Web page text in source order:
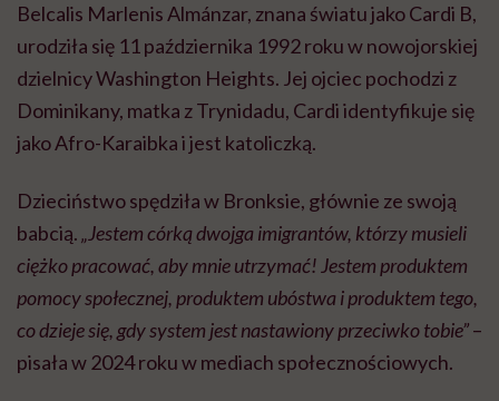
Belcalis Marlenis Almánzar, znana światu jako Cardi B,
urodziła się 11 października 1992 roku w nowojorskiej
dzielnicy Washington Heights. Jej ojciec pochodzi z
Dominikany, matka z Trynidadu, Cardi identyfikuje się
jako Afro-Karaibka i jest katoliczką.
Dzieciństwo spędziła w Bronksie, głównie ze swoją
babcią.„Jestem córką dwojga imigrantów, którzy musieli
ciężko pracować, aby mnie utrzymać! Jestem produktem
pomocy społecznej, produktem ubóstwa i produktem tego,
co dzieje się, gdy system jest nastawiony przeciwko tobie”–
pisała w 2024 roku w mediach społecznościowych.